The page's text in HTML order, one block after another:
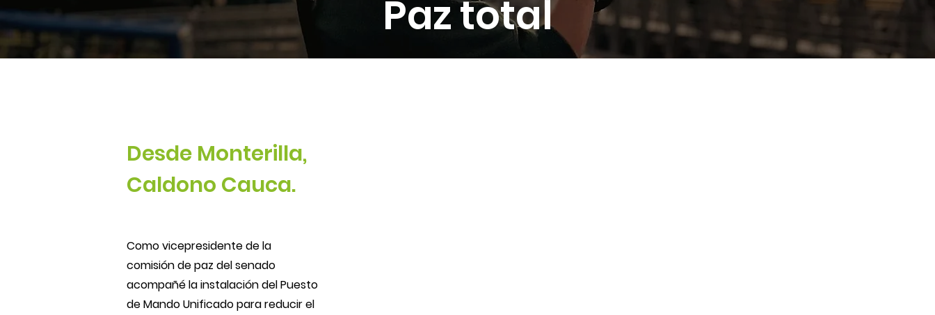
Paz total
Desde Monterilla,
Caldono Cauca.
Como vicepresidente de la
comisión de paz del senado
acompañé la instalación del Puesto
de Mando Unificado para reducir el